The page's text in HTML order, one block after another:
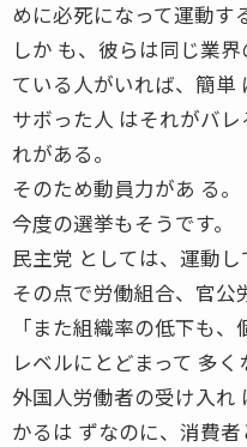
めに必死になって運動す
しか も、彼らは同じ業
ている人がいれば、簡単
サボった人 はそれがバ
れがある。
そのため動員力があ る。
今度の選挙もそうです。
民主党 としては、運動し
その点で労働組合、官
「また組織率の低下も
レベルにとどまって 多く
外国人労働者の受け入れ
かるは ずなのに、消費